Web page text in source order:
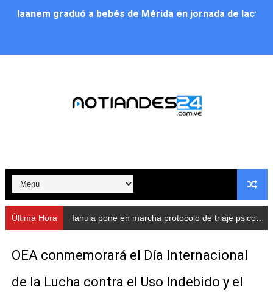
Iaanem graduó a bebés de Mérida en jornada de
Alcalde Nelson Álvarez llevó jornada recreativa a la
Nevado Gas optimiza servicio residencial en la
Balance semestral impulsa inclusión y atención a
Plan Vacacional Comunitario “Ríe 2026” recorre las
Alcaldía del Municipio Libertador realizó una jornada
Fundacite Mérida dicta taller gratuito de electrónica
Última Hora Iahula pone en marcha protocolo de triaje psicosocial para atender a rescatistas
OEA conmemorará el Día Internacional
de la Lucha contra el Uso Indebido y el